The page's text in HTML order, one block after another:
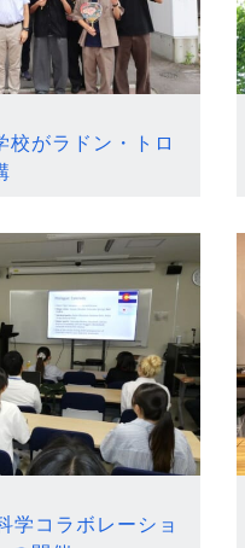
校がラドン・トロ
学コラボレーショ